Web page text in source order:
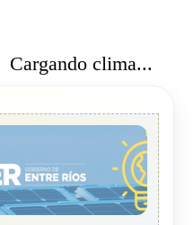
Cargando clima...